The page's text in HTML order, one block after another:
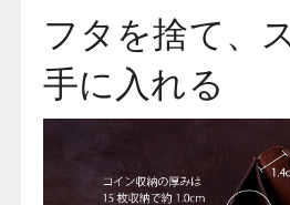
フタを捨て、
手に入れる